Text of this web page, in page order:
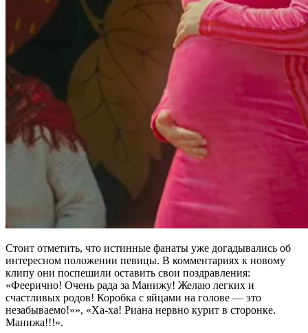
Стоит отметить, что истинные фанаты уже догадывались об
интересном положении певицы. В комментариях к новому
клипу они поспешили оставить свои поздравления:
«Феерично! Очень рада за Манижу! Желаю легких и
счастливых родов! Коробка с яйцами на голове — это
незабываемо!»», «Ха-ха! Риана нервно курит в сторонке.
Манижа!!!».